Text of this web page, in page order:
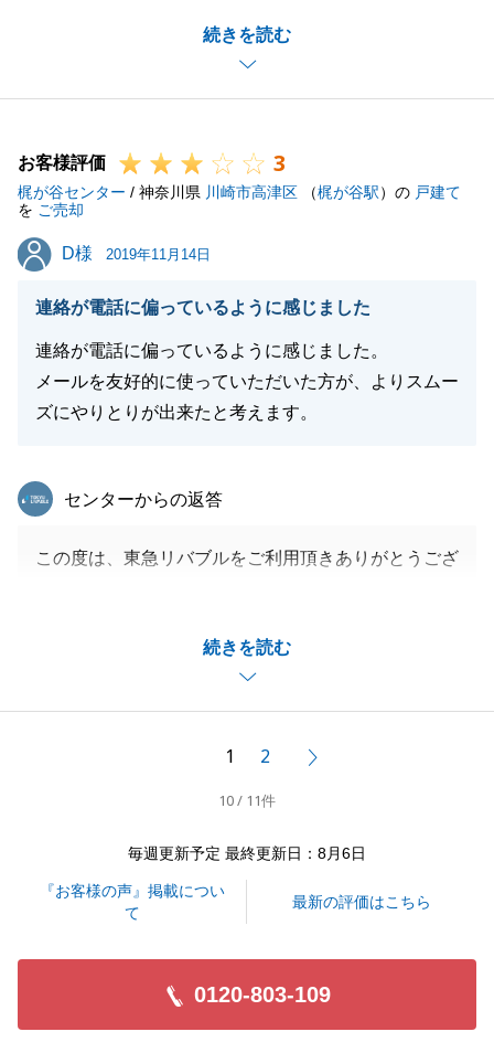
続きを読む
に対して見劣りするとの、ご意見を頂きまして、社内
で改善できるように検討させて頂きたいと思いま
す。
お客様評価 3
梶が谷センター / 神奈川県 川崎市高津区 （梶が谷駅）の 戸建て
を ご売却
D様
D様 2019年11月14日
連絡が電話に偏っているように感じました
連絡が電話に偏っているように感じました。
メールを友好的に使っていただいた方が、よりスムー
ズにやりとりが出来たと考えます。
続きを読む
東急リバブル
センターからの返答
この度は、東急リバブルをご利用頂きありがとうござ
ご意見を今後の営業活動の改善に役立てさせて頂きた
いと思います。
1 2
10 / 11件
毎週更新予定 最終更新日：8月6日
『お客様の声』掲載につい
て
最新の評価はこちら
0120-803-109